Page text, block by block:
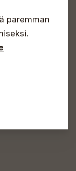
paremman